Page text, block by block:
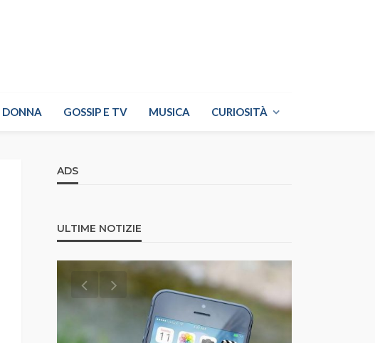
DONNA GOSSIP E TV MUSICA CURIOSITÀ
ADS
ULTIME NOTIZIE